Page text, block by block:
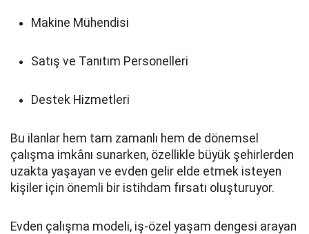
Makine Mühendisi
Satış ve Tanıtım Personelleri
Destek Hizmetleri
Bu ilanlar hem tam zamanlı hem de dönemsel
çalışma imkânı sunarken, özellikle büyük şehirlerden
uzakta yaşayan ve evden gelir elde etmek isteyen
kişiler için önemli bir istihdam fırsatı oluşturuyor.
Evden çalışma modeli, iş-özel yaşam dengesi arayan